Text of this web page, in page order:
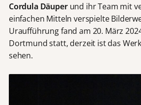
Cordula Däuperund ihr Team mit
einfachen Mitteln verspielte
Uraufführung fand am 20. März
Dortmund statt, derzeit ist das
sehen.